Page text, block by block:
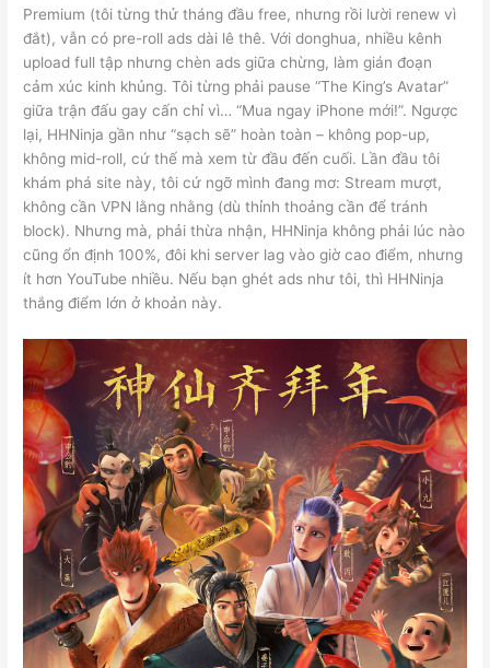
Premium (tôi từng thử tháng đầu free, nhưng rồi lười renew vì
đắt), vẫn có pre-roll ads dài lê thê. Với donghua, nhiều kênh
upload full tập nhưng chèn ads giữa chừng, làm gián đoạn
cảm xúc kinh khủng. Tôi từng phải pause “The King’s Avatar”
giữa trận đấu gay cấn chỉ vì… “Mua ngay iPhone mới!”. Ngược
lại, HHNinja gần như “sạch sẽ” hoàn toàn – không pop-up,
không mid-roll, cứ thế mà xem từ đầu đến cuối. Lần đầu tôi
khám phá site này, tôi cứ ngỡ mình đang mơ: Stream mượt,
không cần VPN lằng nhằng (dù thỉnh thoảng cần để tránh
block). Nhưng mà, phải thừa nhận, HHNinja không phải lúc nào
cũng ổn định 100%, đôi khi server lag vào giờ cao điểm, nhưng
ít hơn YouTube nhiều. Nếu bạn ghét ads như tôi, thì HHNinja
thắng điểm lớn ở khoản này.